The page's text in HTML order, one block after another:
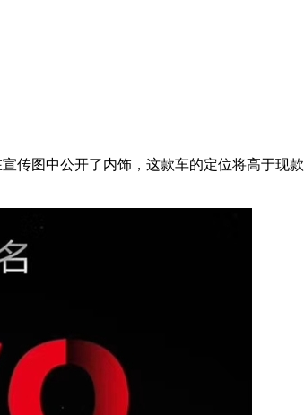
传图中公开了内饰，这款车的定位将高于现款